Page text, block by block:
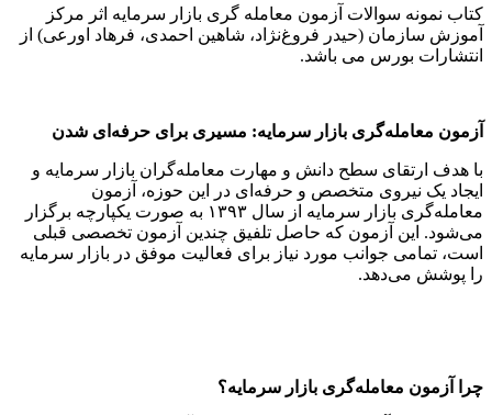
کتاب نمونه سوالات آزمون معامله گری بازار سرمایه اثر مرکز
آموزش سازمان (حیدر فروغ‌نژاد، شاهین احمدی، فرهاد اورعی) از
انتشارات بورس می باشد.
آزمون معامله‌گری بازار سرمایه: مسیری برای حرفه‌ای شدن
با هدف ارتقای سطح دانش و مهارت معامله‌گران بازار سرمایه و
ایجاد یک نیروی متخصص و حرفه‌ای در این حوزه، آزمون
معامله‌گری بازار سرمایه از سال ۱۳۹۳ به صورت یکپارچه برگزار
می‌شود. این آزمون که حاصل تلفیق چندین آزمون تخصصی قبلی
است، تمامی جوانب مورد نیاز برای فعالیت موفق در بازار سرمایه
را پوشش می‌دهد.
چرا آزمون معامله‌گری بازار سرمایه؟